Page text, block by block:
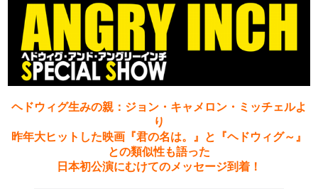
ヘドウィグ生みの親：ジョン・キャメロン・ミッチェルよ
り
昨年大ヒットした映画『君の名は。』と『ヘドウィグ～』
との類似性も語った
日本初公演にむけてのメッセージ到着！